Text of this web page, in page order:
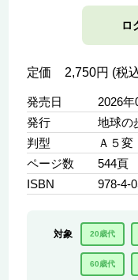
ロ
定価 2,750円 (税
発売日
2026年
発行
地球の
判型
Ａ５変
ページ数
544頁
ISBN
978-4-
対象 20歳代
60歳代